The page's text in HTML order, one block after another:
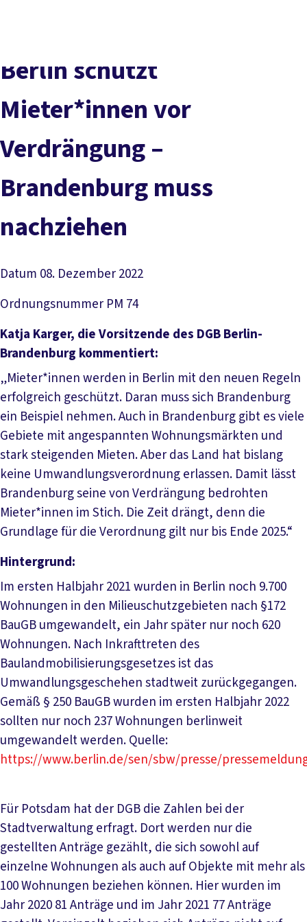
Berlin schützt
Mieter*innen vor
Verdrängung –
Brandenburg muss
nachziehen
Datum 08. Dezember 2022
Ordnungsnummer PM 74
Katja Karger, die Vorsitzende des DGB Berlin-
Brandenburg kommentiert:
„Mieter*innen werden in Berlin mit den neuen Regeln
erfolgreich geschützt. Daran muss sich Brandenburg
ein Beispiel nehmen. Auch in Brandenburg gibt es viele
Gebiete mit angespannten Wohnungsmärkten und
stark steigenden Mieten. Aber das Land hat bislang
keine Umwandlungsverordnung erlassen. Damit lässt
Brandenburg seine von Verdrängung bedrohten
Mieter*innen im Stich. Die Zeit drängt, denn die
Grundlage für die Verordnung gilt nur bis Ende 2025.“
Hintergrund:
Im ersten Halbjahr 2021 wurden in Berlin noch 9.700
Wohnungen in den Milieuschutzgebieten nach §172
BauGB umgewandelt, ein Jahr später nur noch 620
Wohnungen. Nach Inkrafttreten des
Baulandmobilisierungsgesetzes ist das
Umwandlungsgeschehen stadtweit zurückgegangen.
Gemäß § 250 BauGB wurden im ersten Halbjahr 2022
sollten nur noch 237 Wohnungen berlinweit
umgewandelt werden. Quelle:
https://www.berlin.de/sen/sbw/presse/
Für Potsdam hat der DGB die Zahlen bei der
Stadtverwaltung erfragt. Dort werden nur die
gestellten Anträge gezählt, die sich sowohl auf
einzelne Wohnungen als auch auf Objekte mit mehr als
100 Wohnungen beziehen können. Hier wurden im
Jahr 2020 81 Anträge und im Jahr 2021 77 Anträge